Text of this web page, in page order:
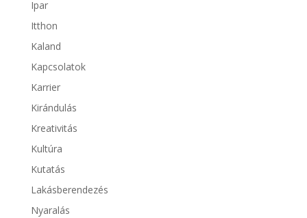
Ipar
Itthon
Kaland
Kapcsolatok
Karrier
Kirándulás
Kreativitás
Kultúra
Kutatás
Lakásberendezés
Nyaralás